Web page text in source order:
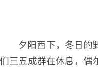
夕阳西下，冬日的
们三五成群在休息，偶